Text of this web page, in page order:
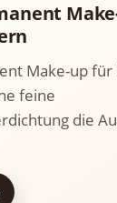
Make-up für
feine
die